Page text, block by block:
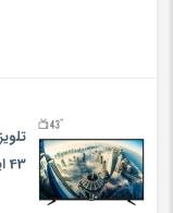
43 اینچ